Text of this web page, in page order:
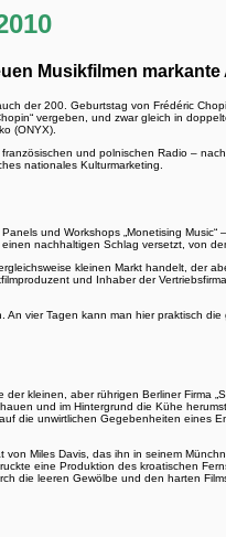
Musikfilmen markante
der 200. Geburtstag von Frédéric
vergeben, und zwar gleich in
(ONYX).
und polnischen Radio –
nationales Kulturmarketing.
und Workshops „Monetising Music“
nachhaltigen Schlag versetzt, von
kleinen Markt handelt, der
und Inhaber der
vier Tagen kann man hier praktisch
kleinen, aber rührigen Berliner Firma
und im Hintergrund die Kühe
die unwirtlichen Gegebenheiten eines
Miles Davis, das ihn in seinem
eine Produktion des kroatischen
die leeren Gewölbe und den harten